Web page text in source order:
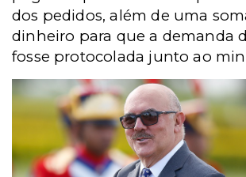
dos pedidos, além de uma
dinheiro para que a demanda
fosse protocolada junto ao